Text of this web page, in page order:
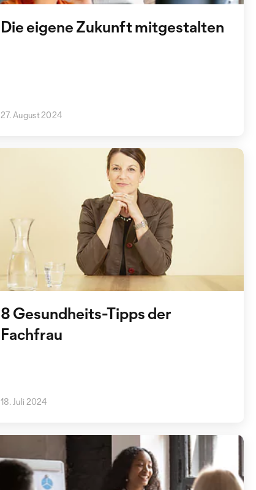
Die eigene Zukunft mitgestalten
27. August 2024
8 Gesundheits-Tipps der
Fachfrau
18. Juli 2024